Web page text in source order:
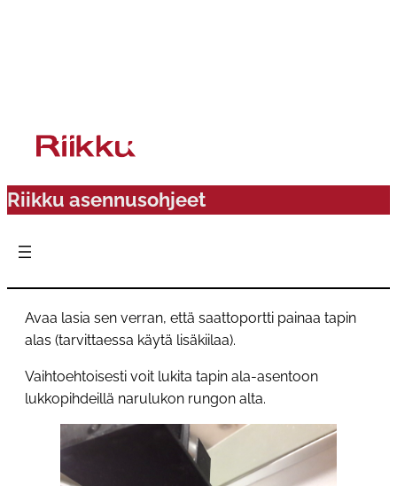
Riikku asennusohjeet
Avaa lasia sen verran, että saattoportti painaa tapin
alas (tarvittaessa käytä lisäkiilaa).
Vaihtoehtoisesti voit lukita tapin ala-asentoon
lukkopihdeillä narulukon rungon alta.